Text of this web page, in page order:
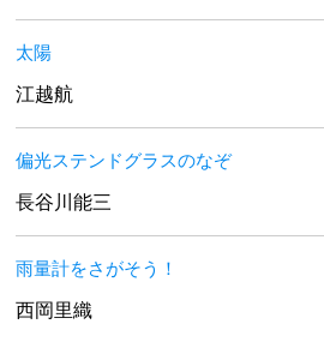
太陽
江越航
偏光ステンドグラスのなぞ
長谷川能三
雨量計をさがそう！
西岡里織